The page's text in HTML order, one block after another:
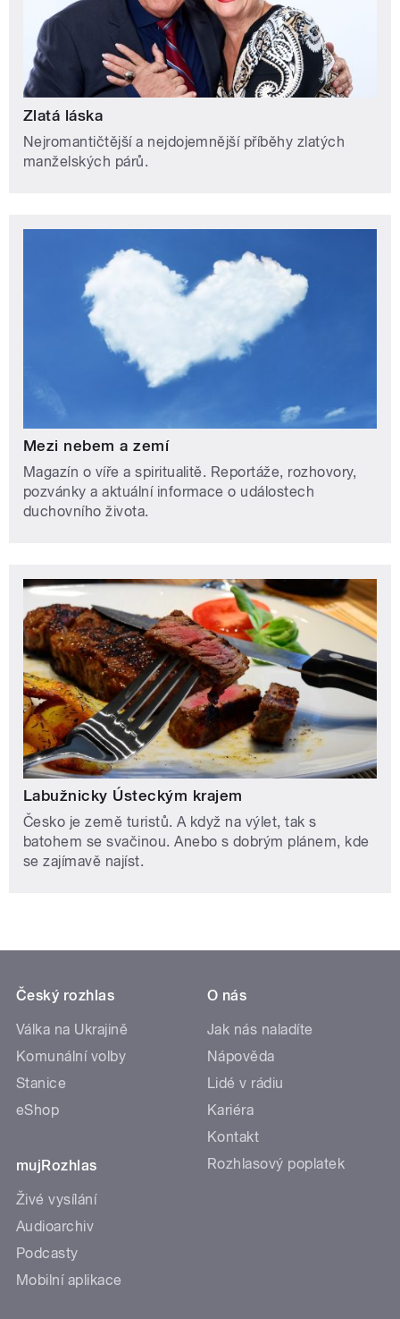
Zlatá láska
Nejromantičtější a nejdojemnější příběhy zlatých
manželských párů.
Mezi nebem a zemí
Magazín o víře a spiritualitě. Reportáže, rozhovory,
pozvánky a aktuální informace o událostech
duchovního života.
Labužnicky Ústeckým krajem
Česko je země turistů. A když na výlet, tak s
batohem se svačinou. Anebo s dobrým plánem, kde
se zajímavě najíst.
Český rozhlas
Válka na Ukrajině
Komunální volby
Stanice
eShop
mujRozhlas
Živé vysílání
Audioarchiv
Podcasty
Mobilní aplikace
O nás
Jak nás naladíte
Nápověda
Lidé v rádiu
Kariéra
Kontakt
Rozhlasový poplatek